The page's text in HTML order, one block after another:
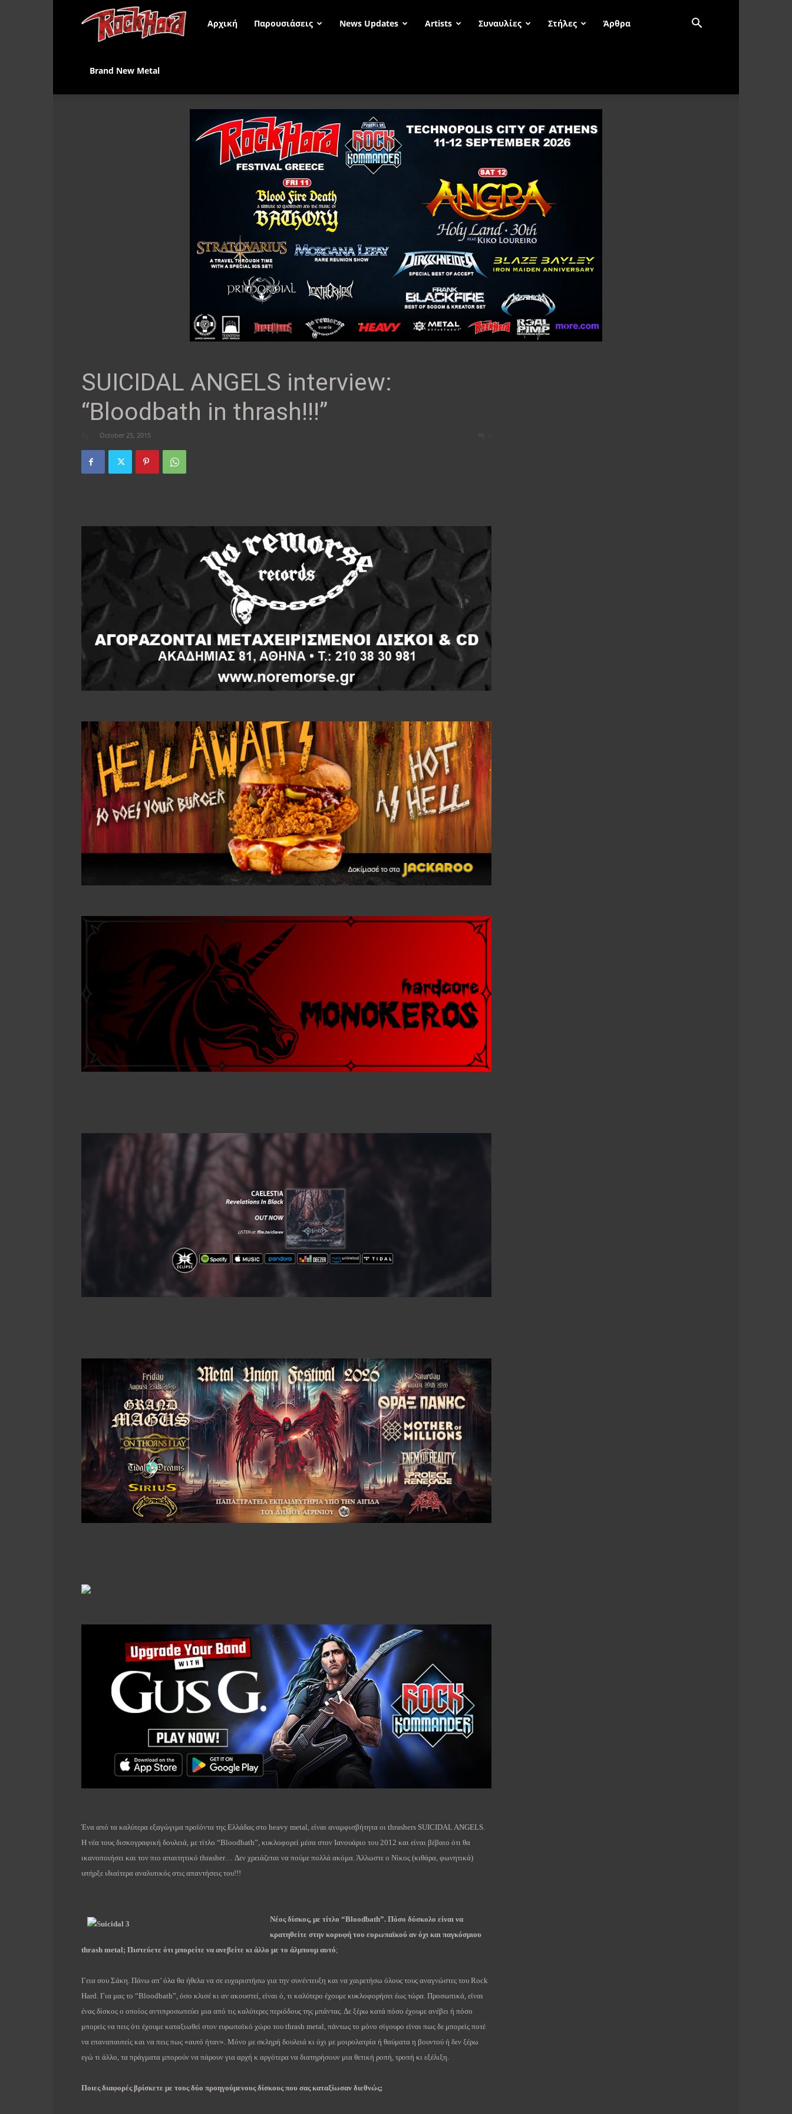
Rock
Αρχική Παρουσιάσεις News Updates Artists Συναυλίες Στήλες Άρθρα
Brand New Metal
SUICIDAL ANGELS interview:
“Bloodbath in thrash!!!”
October 25, 2015
Ένα από τα καλύτερα εξαγώγιμα προϊόντα της Ελλάδας στο heavy metal, είναι αναμφισβήτητα οι thrashers SUICIDAL ANGELS.
Η νέα τους δισκογραφική δουλειά, με τίτλο “Bloodbath”, κυκλοφορεί μέσα στον Ιανουάριο του 2012 και είναι βέβαιο ότι θα
ικανοποιήσει και τον πιο απαιτητικό thrasher… Δεν χρειάζεται να πούμε πολλά ακόμα. Άλλωστε ο Νίκος (κιθάρα, φωνητικά)
υπήρξε ιδιαίτερα αναλυτικός στις απαντήσεις του!!!
Νέος δίσκος, με τίτλο “Bloodbath”. Πόσο δύσκολο είναι να
κρατηθείτε στην κορυφή του ευρωπαϊκού αν όχι και παγκόσμιου
thrash metal; Πιστεύετε ότι μπορείτε να ανεβείτε κι άλλο με το άλμπουμ αυτό;
Γεια σου Σάκη. Πάνω απ’ όλα θα ήθελα να σε ευχαριστήσω για την συνέντευξη και να χαιρετήσω όλους τους αναγνώστες του Rock
Hard. Για μας το “Bloodbath”, όσο κλισέ κι αν ακουστεί, είναι ό, τι καλύτερο έχουμε κυκλοφορήσει έως τώρα. Προσωπικά, είναι
ένας δίσκος ο οποίος αντιπροσωπεύει μια από τις καλύτερες περιόδους της μπάντας. Δε ξέρω κατά πόσο έχουμε ανέβει ή πόσο
μπορείς να πεις ότι έχουμε καταξιωθεί στον ευρωπαϊκό χώρο του thrash metal, πάντως το μόνο σίγουρο είναι πως δε μπορείς ποτέ
να επαναπαυτείς και να πεις πως «αυτό ήταν». Μόνο με σκληρή δουλειά κι όχι με μοιρολατρία ή θαύματα η βουντού ή δεν ξέρω
εγώ τι άλλο, τα πράγματα μπορούν να πάρουν για αρχή κ αργότερα να διατηρήσουν μια θετική ροπή, τροπή κι εξέλιξη.
Ποιες διαφορές βρίσκετε με τους δύο προηγούμενους δίσκους που σας καταξίωσαν διεθνώς;